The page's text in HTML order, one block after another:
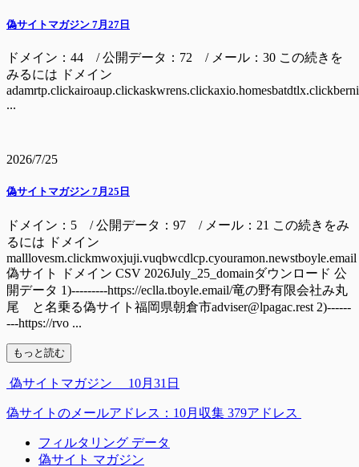
偽サイトマガジン 7月27日
ドメイン：44 / 公開データ：72 / メール：30 この続きを
みるには ドメイン
...
2026/7/25
偽サイトマガジン 7月25日
ドメイン：5 / 公開データ：97 / メール：21 この続きをみ
るには ドメイン
malllovesm.clickmwoxjuji.vuqbwcdlcp.cyouramon.newstboyle.email
偽サイト ドメイン CSV 2026July_25_domainダウンロード 公
開データ 1)---------https://eclla.tboyle.email/竜の野有限会社み丸
尾 と名乗る偽サイト福岡県朝倉市adviser@lpagac.rest 2)------
---https://rvo ...
もっと読む
偽サイトマガジン 10月31日
偽サイトのメールアドレス：10月収集 379アドレス
フィルタリング データ
偽サイト マガジン